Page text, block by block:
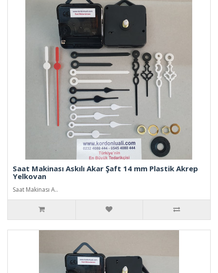
Saat Makinası Askılı Akar Şaft 14 mm Plastik Akrep
Yelkovan
Saat Makinası A..